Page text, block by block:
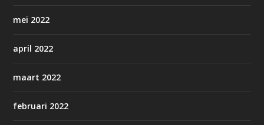
mei 2022
april 2022
maart 2022
februari 2022